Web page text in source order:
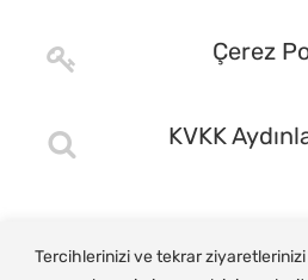
Tercihlerinizi ve tekrar
Çerez
KVKK